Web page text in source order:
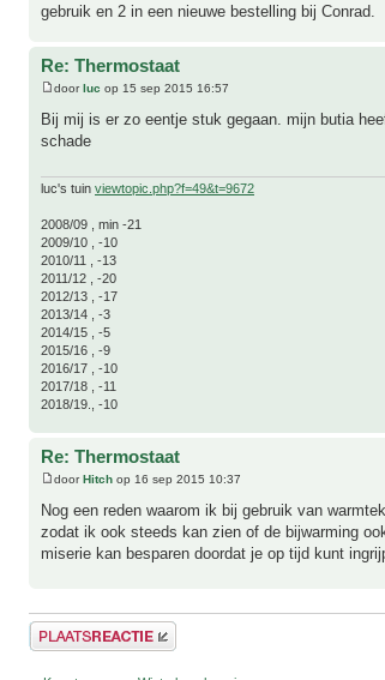
gebruik en 2 in een nieuwe bestelling bij Conrad.
Re: Thermostaat
doorluc op 15 sep 2015 16:57
Bij mij is er zo eentje stuk gegaan. mijn butia
schade
luc's tuin viewtopic.php?f=49&t=9672
2008/09 , min -21
2009/10 , -10
2010/11 , -13
2011/12 , -20
2012/13 , -17
2013/14 , -3
2014/15 , -5
2015/16 , -9
2016/17 , -10
2017/18 , -11
2018/19., -10
Re: Thermostaat
doorHitch op 16 sep 2015 10:37
Nog een reden waarom ik bij gebruik van
zodat ik ook steeds kan zien of de bijwarming
miserie kan besparen doordat je op tijd kunt
Plaats een reactie